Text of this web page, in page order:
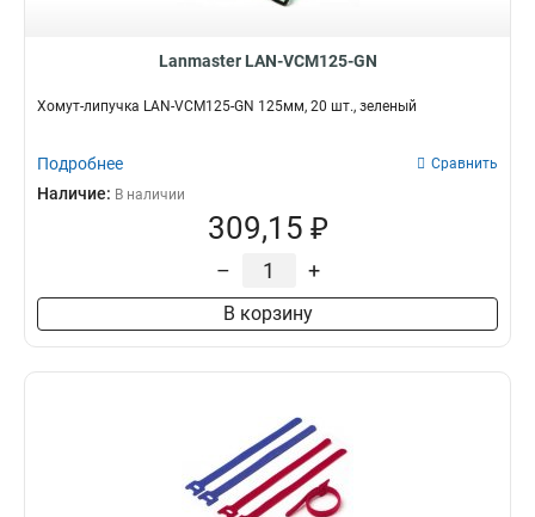
Lanmaster LAN-VCM125-GN
Хомут-липучка LAN-VCM125-GN 125мм, 20 шт., зеленый
Подробнее Сравнить
Наличие: В наличии
309,15 ₽
– +
В корзину